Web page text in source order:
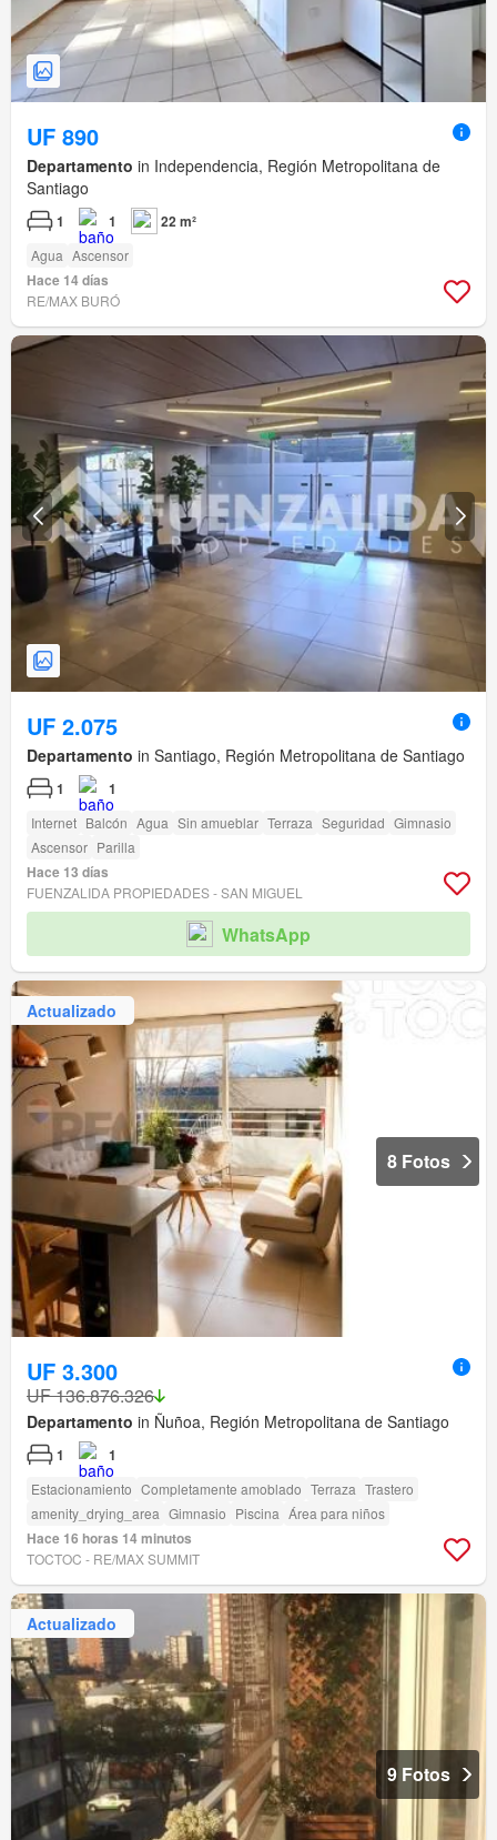
UF 890
Departamento in Independencia, Región Metropolitana de
Santiago
1 1 22 m²
Agua Ascensor
Hace 14 días
RE/MAX BURÓ
UF 2.075
Departamento in Santiago, Región Metropolitana de Santiago
1 1
Internet Balcón Agua Sin amueblar Terraza Seguridad Gimnasio
Ascensor Parilla
Hace 13 días
FUENZALIDA PROPIEDADES - SAN MIGUEL
WhatsApp
Actualizado
8 Fotos
UF 3.300
UF 136.876.326
Departamento in Ñuñoa, Región Metropolitana de Santiago
1 1
Estacionamiento Completamente amoblado Terraza Trastero
amenity_drying_area Gimnasio Piscina Área para niños
Hace 16 horas 14 minutos
TOCTOC - RE/MAX SUMMIT
Actualizado
9 Fotos